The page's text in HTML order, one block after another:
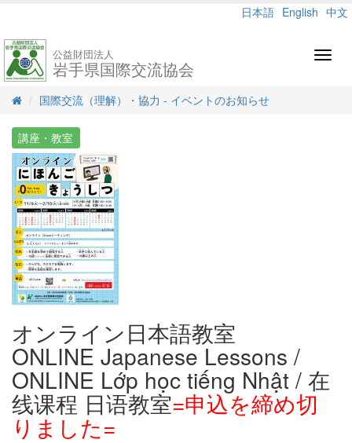
日本語 English 中文
公益財団法人
岩手県国際交流協会
国際交流（理解）・協力 - イベントのお知らせ
講座・教室
オンライン日本語教室
ONLINE Japanese Lessons /
ONLINE Lớp học tiếng Nhật / 在
线课程 日语教室=申込を締め切
りました=